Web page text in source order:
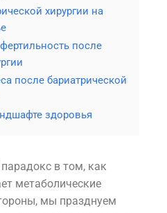
хирургии на
после
после бариатрической
здоровья
в том, как
метаболические
мы празднуем